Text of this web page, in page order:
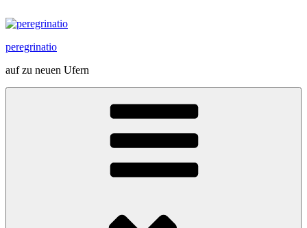
Inhalt
peregrinatio
auf zu neuen Ufern